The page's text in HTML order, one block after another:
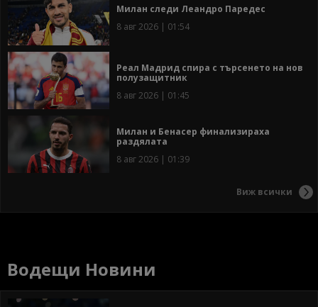
Милан следи Леандро Паредес
8 авг 2026 | 01:54
Реал Мадрид спира с търсенето на нов
полузащитник
8 авг 2026 | 01:45
Милан и Бенасер финализираха
раздялата
8 авг 2026 | 01:39
Виж всички
Водещи Новини